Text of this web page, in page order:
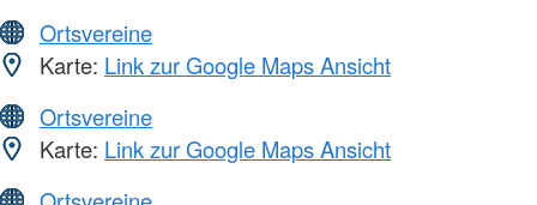
Ortsvereine
Karte: Link zur Google Maps Ansicht
Ortsvereine
Karte: Link zur Google Maps Ansicht